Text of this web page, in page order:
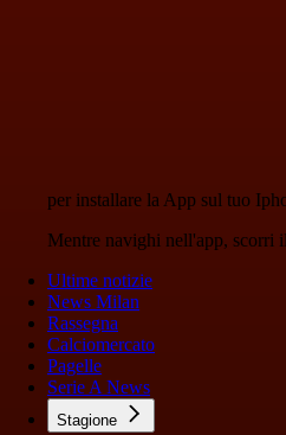
per installare la App sul tuo
Mentre navighi nell'app, scorri
Ultime notizie
News Milan
Rassegna
Calciomercato
Pagelle
Serie A News
Stagione